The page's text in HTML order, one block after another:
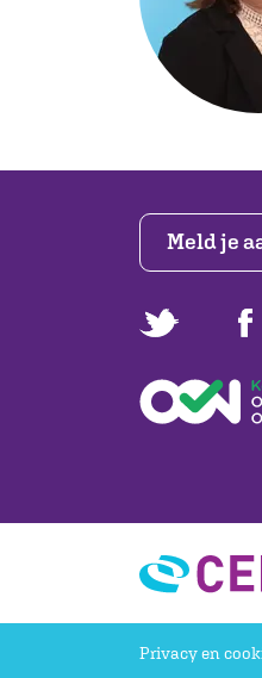
Meld je
Privacy en